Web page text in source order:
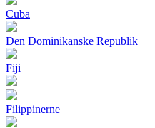
Cuba
Den Dominikanske Republik
Fiji
Filippinerne